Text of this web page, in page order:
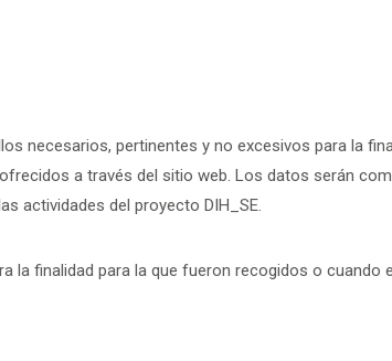
necesarios, pertinentes y no excesivos para la
a través del sitio web. Los datos serán
actividades del proyecto DIH_SE.
finalidad para la que fueron recogidos o cuando